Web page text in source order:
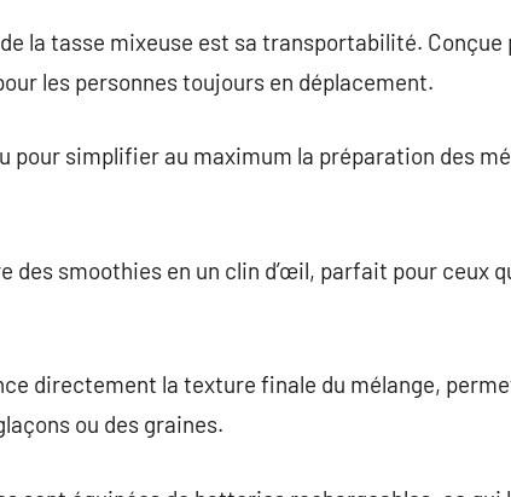
la tasse mixeuse est sa transportabilité.
les personnes toujours en déplacement.
pour simplifier au maximum la préparation des
smoothies en un clin d’œil, parfait pour ceux
directement la texture finale du mélange,
ou des graines.